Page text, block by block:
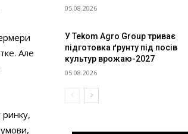
Але
05.08.2026
У Tekom Agro Group триває
підготовка ґрунту під посів
культур врожаю-2027
05.08.2026